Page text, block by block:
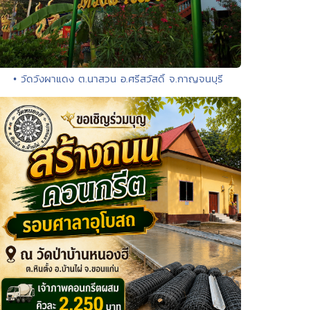
• วัดวังผาแดง ต.นาสวน อ.ศรีสวัสดิ์ จ.กาญจนบุรี